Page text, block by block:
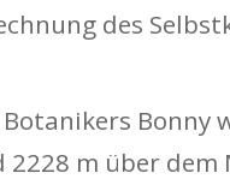
des
Bonny
2228 m über dem